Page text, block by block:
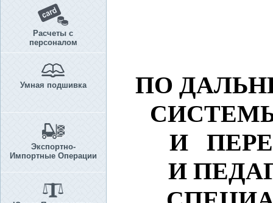
Расчеты с
персоналом
Умная подшивка
Экспортно-
Импортные Операции
ПО
И
И